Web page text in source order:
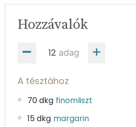
adag
Hozzávalók
A tésztához
70 dkg finomliszt
15 dkg margarin